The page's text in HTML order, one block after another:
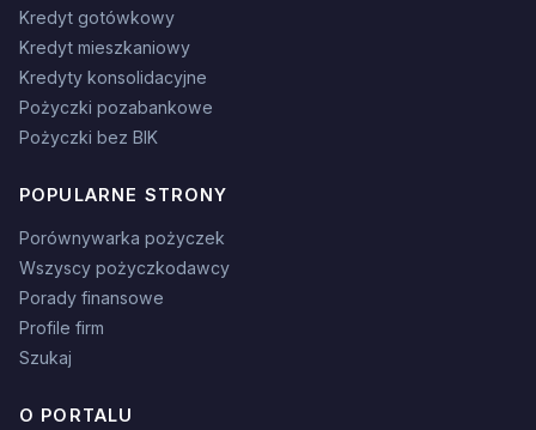
Kredyt gotówkowy
Kredyt mieszkaniowy
Kredyty konsolidacyjne
Pożyczki pozabankowe
Pożyczki bez BIK
POPULARNE STRONY
Porównywarka pożyczek
Wszyscy pożyczkodawcy
Porady finansowe
Profile firm
Szukaj
O PORTALU